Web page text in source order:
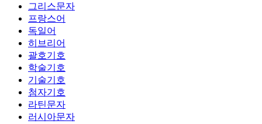
그리스문자
프랑스어
독일어
히브리어
괄호기호
학술기호
기술기호
첨자기호
라틴문자
러시아문자